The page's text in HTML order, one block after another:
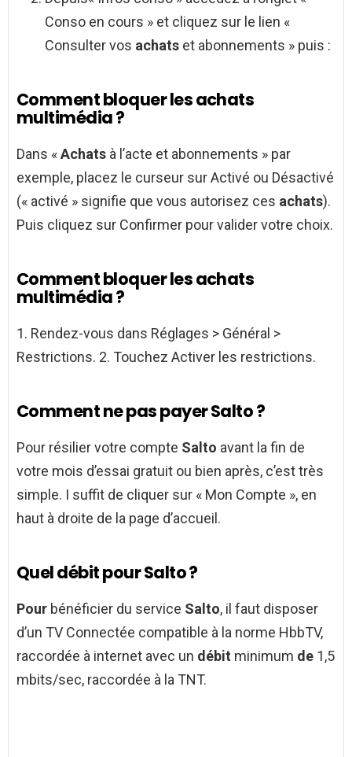
Conso en cours » et cliquez sur le lien «
Consulter vos achats et abonnements » puis :
Comment bloquer les achats
multimédia ?
Dans «Achats à l’acte et abonnements » par
exemple, placez le curseur sur Activé ou Désactivé
(« activé » signifie que vous autorisez ces achats).
Puis cliquez sur Confirmer pour valider votre choix.
Comment bloquer les achats
multimédia ?
1. Rendez-vous dans Réglages > Général >
Restrictions. 2. Touchez Activer les restrictions.
Comment ne pas payer Salto ?
Pour résilier votre compte Salto avant la fin de
votre mois d’essai gratuit ou bien après, c’est très
simple. I suffit de cliquer sur « Mon Compte », en
haut à droite de la page d’accueil.
Quel débit pour Salto ?
Pour bénéficier du service Salto, il faut disposer
d’un TV Connectée compatible à la norme HbbTV,
raccordée à internet avec un débit minimum de 1,5
mbits/sec, raccordée à la TNT.